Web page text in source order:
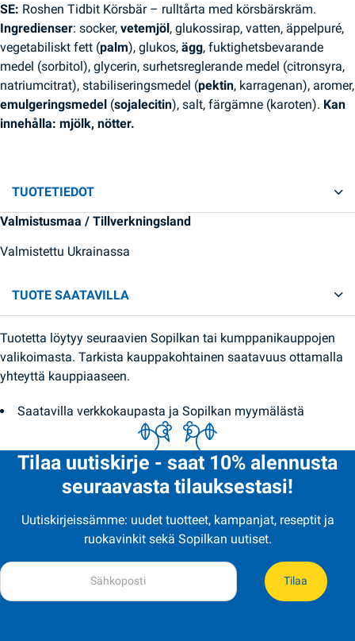
SE: Roshen Tidbit Körsbär – rulltårta med körsbärskräm.
Ingredienser: socker, vetemjöl, glukossirap, vatten, äppelpuré,
vegetabiliskt fett (palm), glukos, ägg, fuktighetsbevarande
medel (sorbitol), glycerin, surhetsreglerande medel (citronsyra,
natriumcitrat), stabiliseringsmedel (pektin, karragenan), aromer,
emulgeringsmedel (sojalecitin), salt, färgämne (karoten). Kan
innehålla: mjölk, nötter.
TUOTETIEDOT
Valmistusmaa / Tillverkningsland
Valmistettu Ukrainassa
TUOTE SAATAVILLA
Tuotetta löytyy seuraavien Sopilkan tai kumppanikauppojen
valikoimasta. Tarkista kauppakohtainen saatavuus ottamalla
yhteyttä kauppiaaseen.
Saatavilla verkkokaupasta ja Sopilkan myymälästä
Tilaa uutiskirje - saat 10% alennusta
seuraavasta tilauksestasi!
Uutiskirjeissämme: uudet tuotteet, kampanjat, reseptit ja
ruokavinkit sekä Sopilkan uutiset.
Tilaa